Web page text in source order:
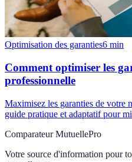
Optimisation des garanties6 min
Comment optimiser les
professionnelle
Maximisez les garanties de votre
guide pratique et adaptatif pour
Comparateur MutuellePro
Votre source d'information pour